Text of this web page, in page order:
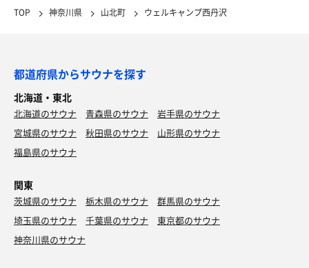
TOP 神奈川県 山北町 ウェルキャンプ西丹沢
都道府県からサウナを探す
北海道・東北
北海道のサウナ 青森県のサウナ
岩手県のサウナ
宮城県のサウナ
秋田県のサウナ
山形県のサウナ
福島県のサウナ
関東
茨城県のサウナ 栃木県のサウナ
群馬県のサウナ
埼玉県のサウナ
千葉県のサウナ
東京都のサウナ
神奈川県のサウナ